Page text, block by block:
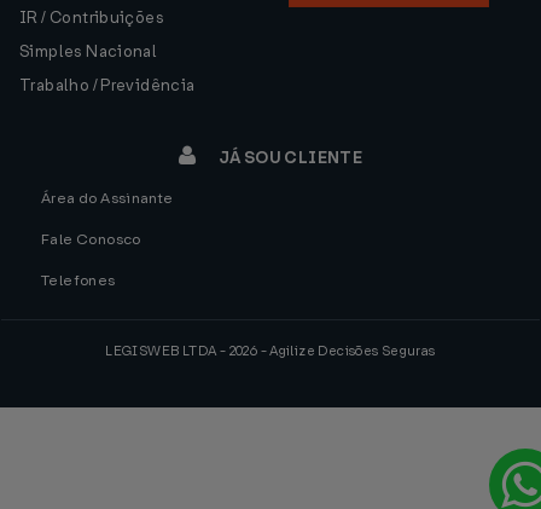
IR / Contribuições
Simples Nacional
Trabalho / Previdência
JÁ SOU CLIENTE
Área do Assinante
Fale Conosco
Telefones
LEGISWEB LTDA - 2026 - Agilize Decisões Seguras